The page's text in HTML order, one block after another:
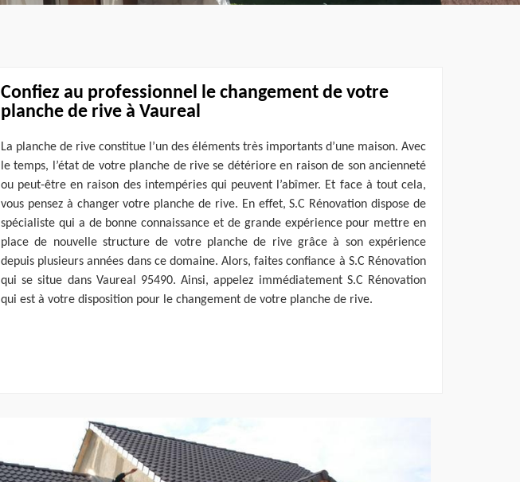
Confiez au professionnel le changement de votre
planche de rive à Vaureal
La planche de rive constitue l’un des éléments très importants d’une maison. Avec
le temps, l’état de votre planche de rive se détériore en raison de son ancienneté
ou peut-être en raison des intempéries qui peuvent l’abîmer. Et face à tout cela,
vous pensez à changer votre planche de rive. En effet, S.C Rénovation dispose de
spécialiste qui a de bonne connaissance et de grande expérience pour mettre en
place de nouvelle structure de votre planche de rive grâce à son expérience
depuis plusieurs années dans ce domaine. Alors, faites confiance à S.C Rénovation
qui se situe dans Vaureal 95490. Ainsi, appelez immédiatement S.C Rénovation
qui est à votre disposition pour le changement de votre planche de rive.